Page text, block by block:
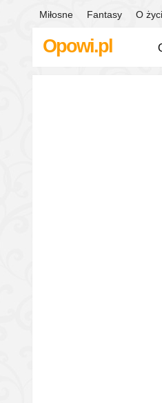
Miłosne Fantasy O
Opowi.pl